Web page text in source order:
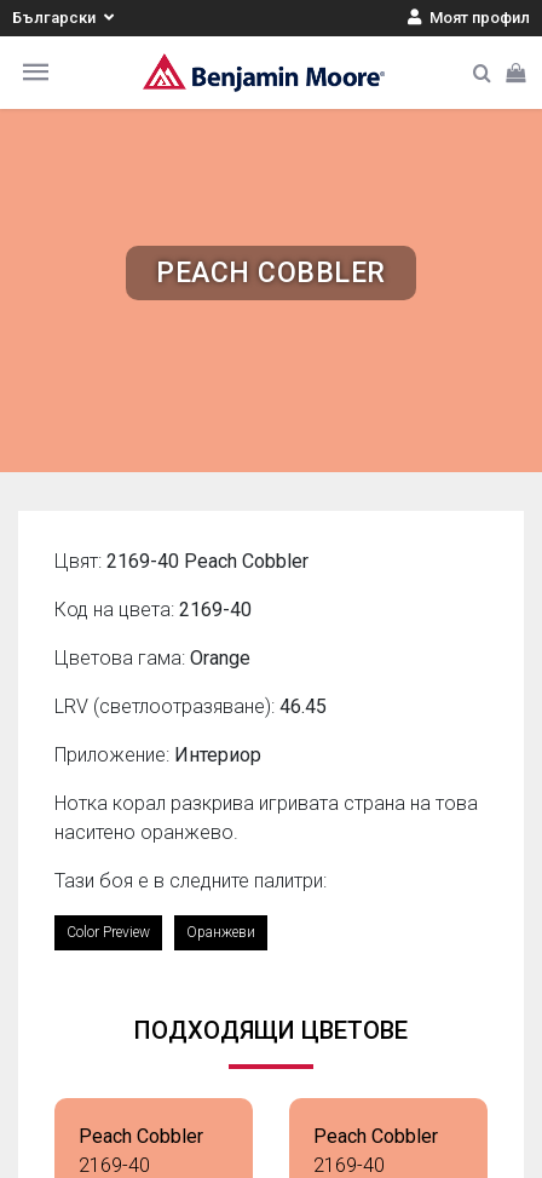
Български Моят профил
PEACH COBBLER
Цвят: 2169-40 Peach Cobbler
Код на цвета: 2169-40
Цветова гама: Orange
LRV (светлоотразяване): 46.45
Приложение: Интериор
Нотка корал разкрива игривата страна на това
наситено оранжево.
Тази боя е в следните палитри:
Color Preview Оранжеви
ПОДХОДЯЩИ ЦВЕТОВЕ
Peach Cobbler
2169-40
Peach Cobbler
2169-40